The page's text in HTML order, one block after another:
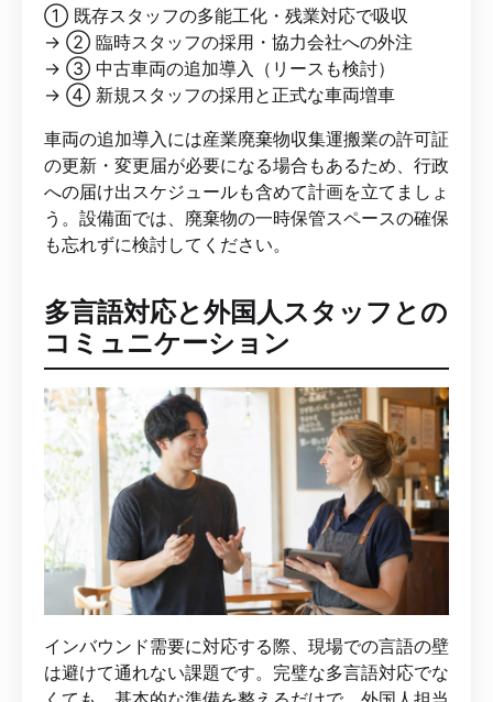
① 既存スタッフの多能工化・残業対応で吸収
→ ② 臨時スタッフの採用・協力会社への外注
→ ③ 中古車両の追加導入（リースも検討）
→ ④ 新規スタッフの採用と正式な車両増車
車両の追加導入には産業廃棄物収集運搬業の許可証
の更新・変更届が必要になる場合もあるため、行政
への届け出スケジュールも含めて計画を立てましょ
う。設備面では、廃棄物の一時保管スペースの確保
も忘れずに検討してください。
多言語対応と外国人スタッフとの
コミュニケーション
インバウンド需要に対応する際、現場での言語の壁
は避けて通れない課題です。完璧な多言語対応でな